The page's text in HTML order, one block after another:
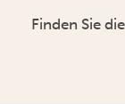
Finden Sie